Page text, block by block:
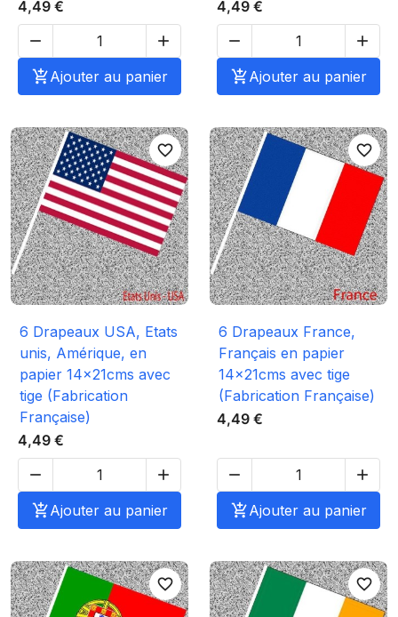
4,49 €


Ajouter au panier
4,49 €


Ajouter au panier
favorite_border
6 Drapeaux USA, Etats
unis, Amérique, en
papier 14x21cms avec
tige (Fabrication
Française)
4,49 €


Ajouter au panier
favorite_border
6 Drapeaux France,
Français en papier
14x21cms avec tige
(Fabrication Française)
4,49 €


Ajouter au panier
favorite_border favorite_border